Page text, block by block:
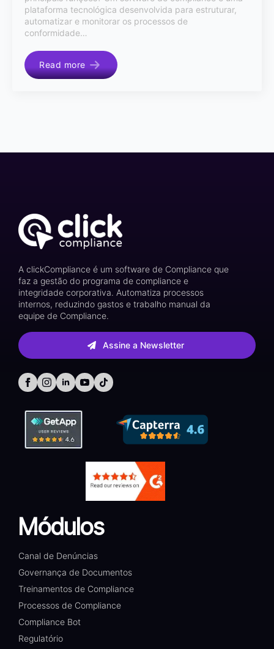
plataforma tecnológica desenvolvida para estruturar,
automatizar e monitorar os processos de
conformidade…
Read more
A clickCompliance é um software de Compliance que
faz a gestão do programa de compliance e
integridade corporativa. Automatiza processos
internos, reduzindo gastos e trabalho manual da
equipe de Compliance.
Assine a Newsletter
Módulos
Canal de Denúncias
Governança de Documentos
Treinamentos de Compliance
Processos de Compliance
Compliance Bot
Regulatório